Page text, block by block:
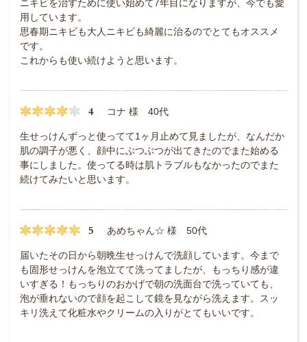
ニキビを治すために使い始めて7年目になりますが、今でも愛
用しています。
思春期ニキビも大人ニキビも綺麗に治るのでとてもオススメ
です。
これからも使い続けようと思います。
4 コナ 様 40代
生せっけんずっと使ってて1ヶ月止めて見ましたが、なんだか
肌の調子が悪く、顔中にぶつぶつが出てきたのでまた始める
事にしました。使ってる時は肌トラブルもなかったのでまた
続けてみたいと思います。
5 あめちゃん☆ 様 50代
届いたその日から朝晩生せっけんで洗顔しています。今まで
も固形せっけんを泡立てて洗ってましたが、もっちり感が違
いすぎる！もっちりのおかげで朝の洗面台で洗っていても、
泡が垂れないので顔を起こして鏡を見ながら洗えます。スッ
キリ洗えて化粧水やクリームの入りがとてもいいです。